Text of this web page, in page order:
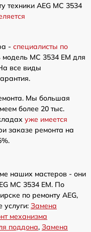
техники AEG MC 3534
- специалисты по
модель MC 3534 EM для
все виды
Мы большая
более 20 тыс.
уже имеется
заказе ремонта на
наших мастеров - они
MC 3534 EM. По
по ремонту AEG,
услуги: Замена
механизма
поддона, Замена